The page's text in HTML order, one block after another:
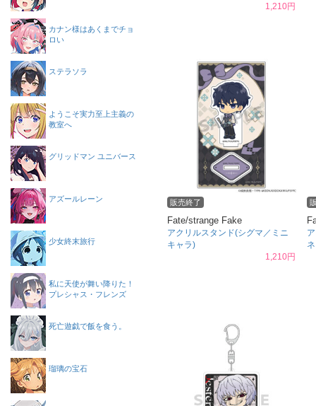
1,210円
販売終了
Fate/strange Fake
アクリルスタンド(シグマ／ミニ
キャラ)
1,210円
カナン様はあくまでチョ
ロい
ステラソラ
ようこそ実力至上主義の
教室へ
グリッドマン ユニバース
アズールレーン
少女終末旅行
私に天使が舞い降りた！
プレシャス・フレンズ
死亡遊戯で飯を食う。
瑠璃の宝石